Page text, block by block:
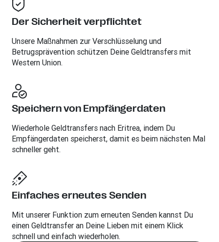
Der Sicherheit verpflichtet
Unsere Maßnahmen zur Verschlüsselung und
Betrugsprävention schützen Deine Geldtransfers mit
Western Union.
Speichern von Empfängerdaten
Wiederhole Geldtransfers nach Eritrea, indem Du
Empfängerdaten speicherst, damit es beim nächsten Mal
schneller geht.
Einfaches erneutes Senden
Mit unserer Funktion zum erneuten Senden kannst Du
einen Geldtransfer an Deine Lieben mit einem Klick
schnell und einfach wiederholen.